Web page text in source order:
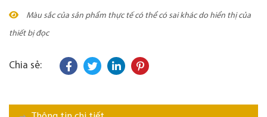
Màu sắc của sản phẩm thực tế có thể có sai khác do hiển thị của
thiết bị đọc
Chia sẻ: